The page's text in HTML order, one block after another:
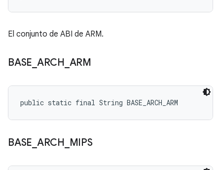
El conjunto de ABI de ARM.
BASE ARCH ARM
public static final String BASE_ARCH_ARM
BASE ARCH MIPS